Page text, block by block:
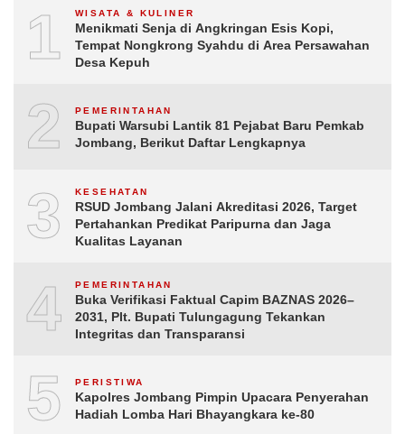
1 WISATA & KULINER
Menikmati Senja di Angkringan Esis Kopi,
Tempat Nongkrong Syahdu di Area Persawahan
Desa Kepuh
2 PEMERINTAHAN
Bupati Warsubi Lantik 81 Pejabat Baru Pemkab
Jombang, Berikut Daftar Lengkapnya
3 KESEHATAN
RSUD Jombang Jalani Akreditasi 2026, Target
Pertahankan Predikat Paripurna dan Jaga
Kualitas Layanan
4 PEMERINTAHAN
Buka Verifikasi Faktual Capim BAZNAS 2026–
2031, Plt. Bupati Tulungagung Tekankan
Integritas dan Transparansi
5 PERISTIWA
Kapolres Jombang Pimpin Upacara Penyerahan
Hadiah Lomba Hari Bhayangkara ke-80